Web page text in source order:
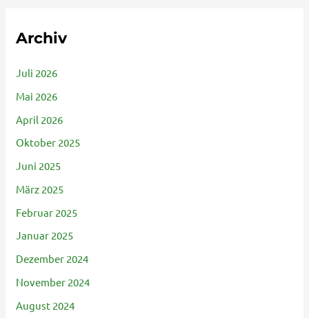
Archiv
Juli 2026
Mai 2026
April 2026
Oktober 2025
Juni 2025
März 2025
Februar 2025
Januar 2025
Dezember 2024
November 2024
August 2024